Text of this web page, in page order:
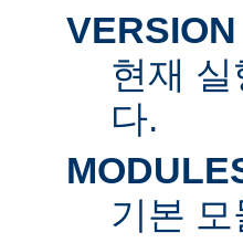
VERSION
현재
다.
기본